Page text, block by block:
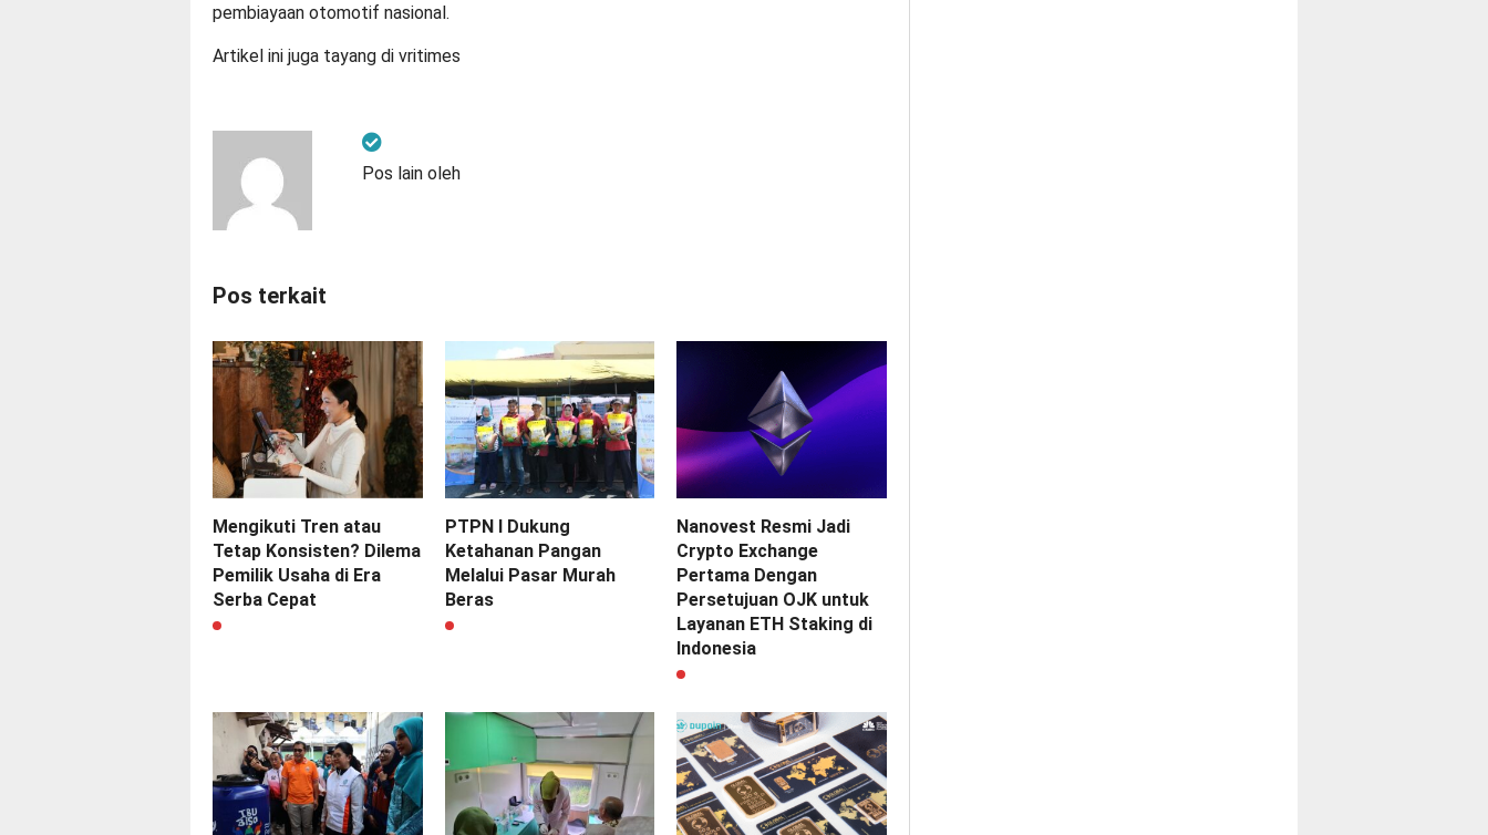
pembiayaan otomotif nasional.
Artikel ini juga tayang di vritimes
Pos lain oleh
Pos terkait
Mengikuti Tren atau
Tetap Konsisten? Dilema
Pemilik Usaha di Era
Serba Cepat
PTPN I Dukung
Ketahanan Pangan
Melalui Pasar Murah
Beras
Nanovest Resmi Jadi
Crypto Exchange
Pertama Dengan
Persetujuan OJK untuk
Layanan ETH Staking di
Indonesia